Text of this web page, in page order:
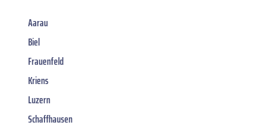
Aarau
Biel
Frauenfeld
Kriens
Luzern
Schaffhausen